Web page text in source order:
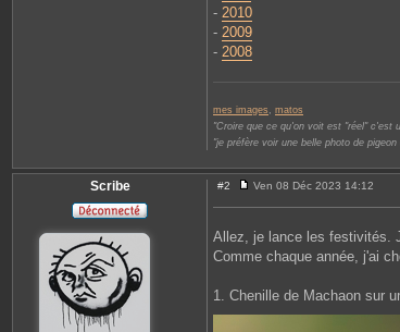
- 2010
- 2009
- 2008
mes images
matos
"Croire que ce qu'on voit est "réel" c'est
"je préfère voir une belle photo de
Scribe
#2
e
s
a
g
Ven 08 Déc 2023 14:12
Allez, je lance les festivités.
Comme chaque année, j'ai
1. Chenille de Machaon sur